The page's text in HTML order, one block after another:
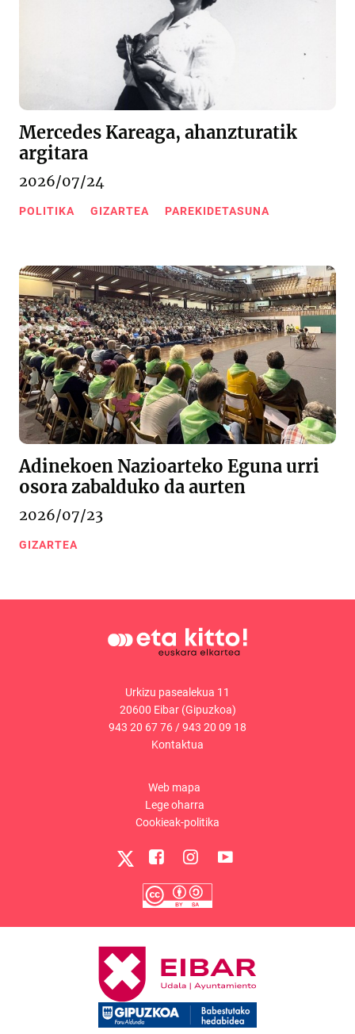
Mercedes Kareaga, ahanzturatik
argitara
2026/07/24
POLITIKA GIZARTEA PAREKIDETASUNA
Adinekoen Nazioarteko Eguna urri
osora zabalduko da aurten
2026/07/23
GIZARTEA
Urkizu pasealekua 11
20600 Eibar (Gipuzkoa)
943 20 67 76/943 20 09 18
Kontaktua
Web mapa
Lege oharra
Cookieak-politika